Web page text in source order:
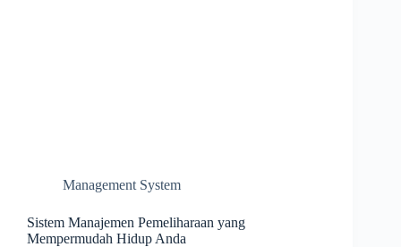
Management System
Sistem Manajemen Pemeliharaan yang
Mempermudah Hidup Anda